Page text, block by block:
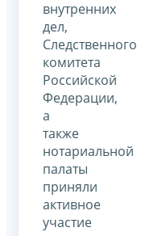
внутренних
дел,
Следственного
комитета
Российской
Федерации,
а
также
нотариальной
палаты
приняли
активное
участие